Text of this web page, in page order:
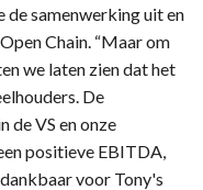
de samenwerking uit en
Chain. “Maar om
we laten zien dat het
De
de VS en onze
positieve EBITDA,
voor Tony's